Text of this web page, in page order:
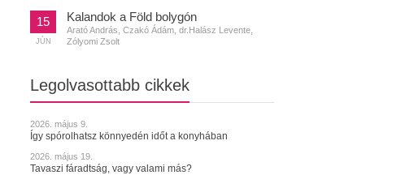
15
JÚN
Kalandok a Föld bolygón
Arató András, Czakó Ádám, dr.Halász Levente,
Zólyomi Zsolt
Legolvasottabb cikkek
2026. május 9.
Így spórolhatsz könnyedén időt a konyhában
2026. május 19.
Tavaszi fáradtság, vagy valami más?